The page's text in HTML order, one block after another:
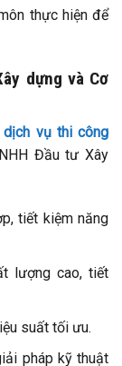
thực hiện để
dựng và Cơ
dịch vụ thi công
Đầu tư Xây
tiết kiệm năng
lượng cao, tiết
suất tối ưu.
pháp kỹ thuật